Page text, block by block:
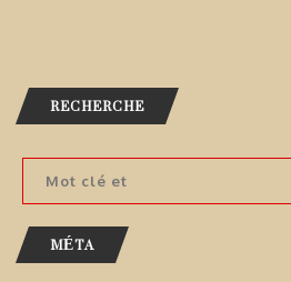
RECHERCHE
MÉTA